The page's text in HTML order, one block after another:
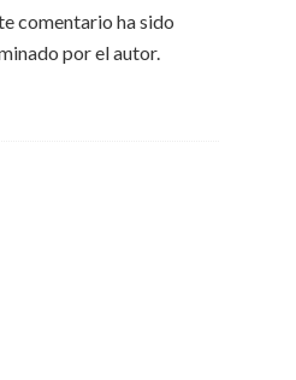
comentario ha sido
por el autor.